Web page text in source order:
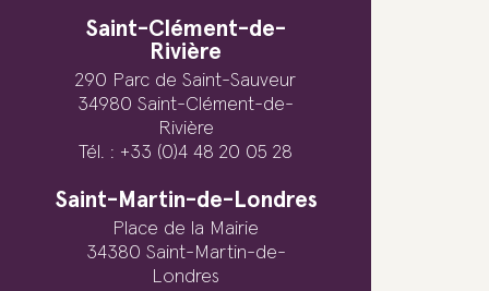
Saint-Clément-de-
Rivière
290 Parc de Saint-Sauveur
34980 Saint-Clément-de-
Rivière
Tél. : +33 (0)4 48 20 05 28
Saint-Martin-de-Londres
Place de la Mairie
34380 Saint-Martin-de-
Londres